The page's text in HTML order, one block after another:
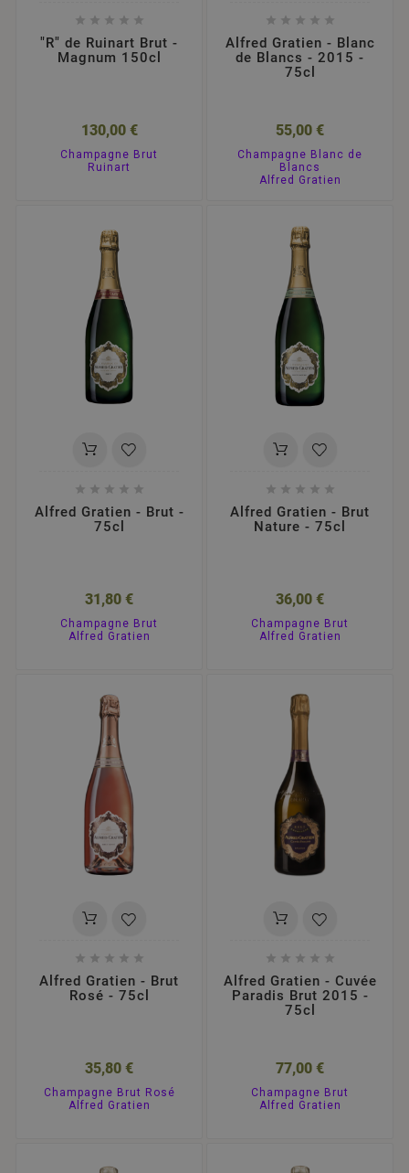
    
"R" de Ruinart Brut -
Magnum 150cl
130,00 €
Champagne Brut
Ruinart
    
Alfred Gratien - Blanc
de Blancs - 2015 -
75cl
55,00 €
Champagne Blanc de
Blancs
Alfred Gratien
    
Alfred Gratien - Brut -
75cl
31,80 €
Champagne Brut
Alfred Gratien
    
Alfred Gratien - Brut
Nature - 75cl
36,00 €
Champagne Brut
Alfred Gratien
    
Alfred Gratien - Brut
Rosé - 75cl
35,80 €
Champagne Brut Rosé
Alfred Gratien
    
Alfred Gratien - Cuvée
Paradis Brut 2015 -
75cl
77,00 €
Champagne Brut
Alfred Gratien